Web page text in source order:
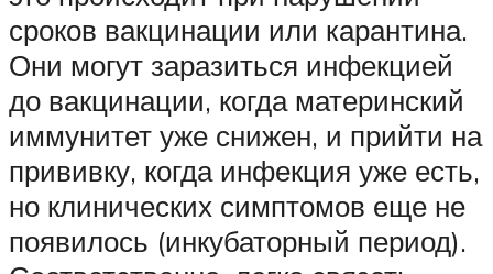
сроков вакцинации или карантина.
Они могут заразиться инфекцией
до вакцинации, когда материнский
иммунитет уже снижен, и прийти на
прививку, когда инфекция уже есть,
но клинических симптомов еще не
появилось (инкубаторный период).